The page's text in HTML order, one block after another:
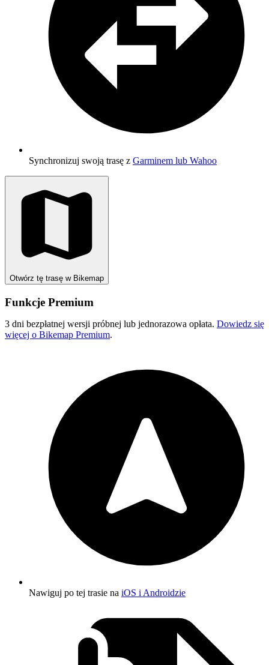
Synchronizuj swoją trasę z Garminem lub Wahoo
Otwórz tę trasę w Bikemap
Funkcje Premium
3 dni bezpłatnej wersji próbnej lub jednorazowa opłata. Dowiedz się
więcej o Bikemap Premium.
Nawiguj po tej trasie na iOS i Androidzie